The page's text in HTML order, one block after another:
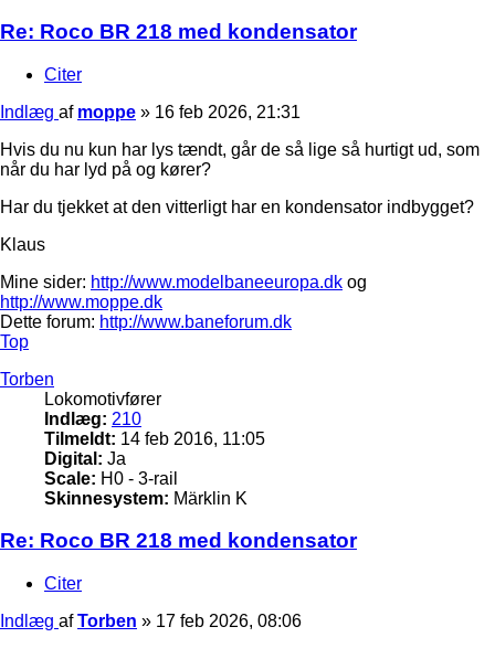
Re: Roco BR 218 med kondensator
Citer
Indlæg af moppe » 16 feb 2026, 21:31
Hvis du nu kun har lys tændt, går de så lige så hurtigt ud, som
når du har lyd på og kører?
Har du tjekket at den vitterligt har en kondensator indbygget?
Klaus
Mine sider: http://www.modelbaneeuropa.dk og
http://www.moppe.dk
Dette forum: http://www.baneforum.dk
Top
Torben
Lokomotivfører
Indlæg: 210
Tilmeldt: 14 feb 2016, 11:05
Digital: Ja
Scale: H0 - 3-rail
Skinnesystem: Märklin K
Re: Roco BR 218 med kondensator
Citer
Indlæg afTorben » 17 feb 2026, 08:06